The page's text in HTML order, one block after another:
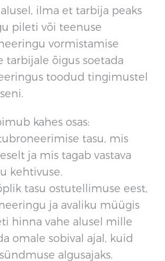
ilma et tarbija peaks
pileti või teenuse
vormistamise
tarbijale õigus soetada
toodud tingimustel
kahes osas:
tasu, mis
ja mis tagab vastava
kehtivuse.
tasu ostutellimuse eest,
ja avaliku müügis
hinna vahe alusel mille
omale sobival ajal, kuid
algusajaks.